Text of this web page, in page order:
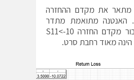
איור מס' 3 מתאר את מקדם ההחזרה
האנטנה מתואמת מתדר
3.5 GHz עבור מקדם החזרה S11<-10